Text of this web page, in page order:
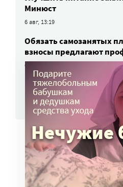
Минюст
6 авг, 13:19
Обязать самозанятых
взносы предлагают
6 авг, 10:51
ВСЕ НОВОСТИ